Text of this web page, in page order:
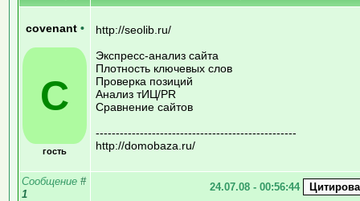
covenant •
C
гость
http://seolib.ru/
Экспресс-анализ сайта
Плотность ключевых слов
Проверка позиций
Анализ тИЦ/PR
Сравнение сайтов
--------------------------------------------------
http://domobaza.ru/
Сообщение #
1
24.07.08 - 00:56:44